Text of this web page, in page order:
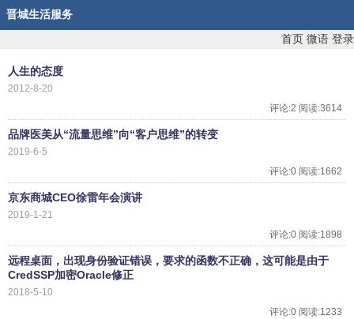
晋城生活服务
首页 微语 登录
人生的态度
2012-8-20
评论:2 阅读:3614
品牌医美从“流量思维”向“客户思维”的转变
2019-6-5
评论:0 阅读:1662
京东商城CEO徐雷年会演讲
2019-1-21
评论:0 阅读:1898
远程桌面，出现身份验证错误，要求的函数不正确，这可能是由于
CredSSP加密Oracle修正
2018-5-10
评论:0 阅读:1233